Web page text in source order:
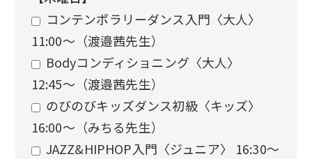
コンテンポラリーダンス入門〈大人〉
11:00〜（渡邉茜先生）
Bodyコンディショニング〈大人〉
12:45〜（渡邉茜先生）
のびのびキッズダンス初級〈キッズ〉
16:00〜（みちる先生）
JAZZ&HIPHOP入門〈ジュニア〉 16:30〜